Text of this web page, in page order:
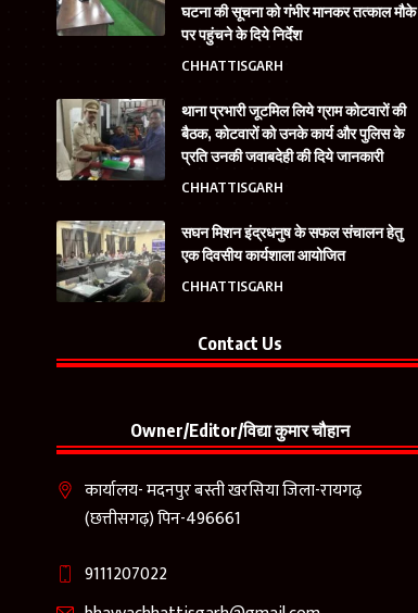
घटना की सूचना को गंभीर मानकर तत्काल मौके
पर पहुंचने के दिये निर्देश
CHHATTISGARH
थाना प्रभारी जूटमिल लिये ग्राम कोटवारों की
बैठक, कोटवारों को उनके कार्य और पुलिस के
प्रति उनकी जवाबदेही की दिये जानकारी
CHHATTISGARH
सघन मिशन इंद्रधनुष के सफल संचालन हेतु
एक दिवसीय कार्यशाला आयोजित
CHHATTISGARH
Contact Us
Owner/Editor/विद्या कुमार चौहान
कार्यालय- मदनपुर बस्ती खरसिया जिला-रायगढ़
(छत्तीसगढ़) पिन-496661
9111207022